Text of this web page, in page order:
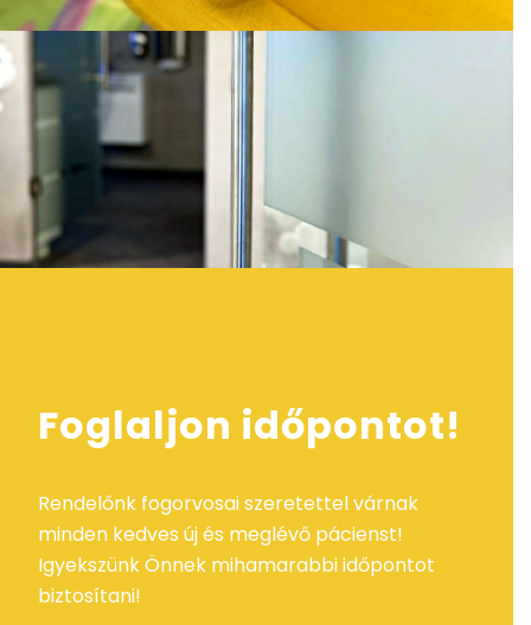
Foglaljon időpontot!
Rendelőnk fogorvosai szeretettel várnak
minden kedves új és meglévő pácienst!
Igyekszünk Önnek mihamarabbi időpontot
biztosítani!